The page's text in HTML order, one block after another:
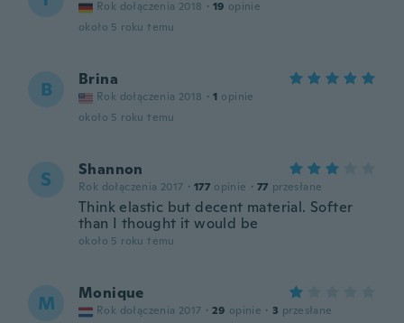
Rok dołączenia 2018 · 19 opinie
około 5 roku temu
B Brina
Rok dołączenia 2018 · 1 opinie
około 5 roku temu
S Shannon
Rok dołączenia 2017 · 177 opinie · 77 przesłane
Think elastic but decent material. Softer
than I thought it would be
około 5 roku temu
M Monique
Rok dołączenia 2017 · 29 opinie · 3 przesłane